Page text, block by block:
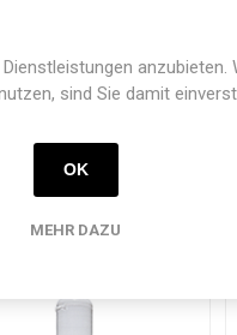
natürlichen ätherischen
Produkte
anzubieten.
sind Sie damit
OK
MEHR DAZU